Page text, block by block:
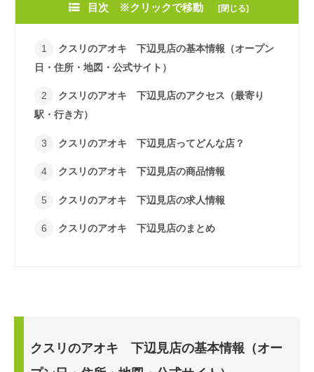
目次 ※クリックで移動
クスリのアオキ 下辺見店の基本情報（オープン
日・住所・地図・公式サイト）
クスリのアオキ 下辺見店のアクセス（最寄り
駅・行き方）
クスリのアオキ 下辺見店ってどんな店？
クスリのアオキ 下辺見店の商品情報
クスリのアオキ 下辺見店の求人情報
クスリのアオキ 下辺見店のまとめ
クスリのアオキ 下辺見店の基本情報（オー